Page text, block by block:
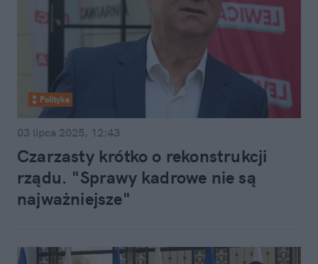
Polityka
03 lipca 2025, 12:43
Czarzasty krótko o rekonstrukcji
rządu. "Sprawy kadrowe nie są
najważniejsze"